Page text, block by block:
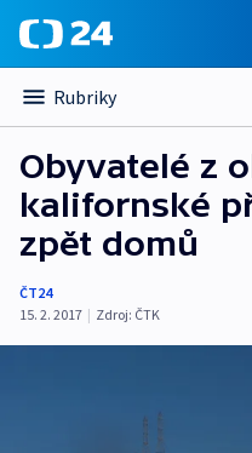
Rubriky
Obyvatelé z
kalifornské
zpět domů
ČT24
15. 2. 2017 | Zdroj: ČTK